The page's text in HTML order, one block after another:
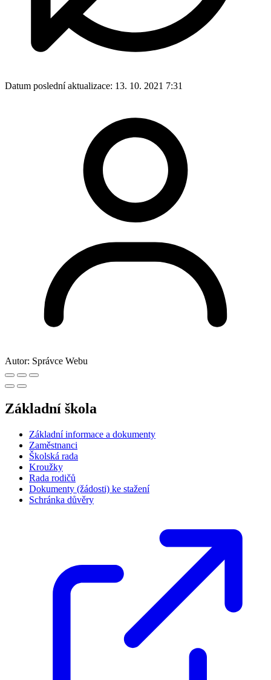
Datum poslední aktualizace: 13. 10. 2021 7:31
Autor: Správce Webu
Základní škola
Základní informace a dokumenty
Zaměstnanci
Školská rada
Kroužky
Rada rodičů
Dokumenty (žádosti) ke stažení
Schránka důvěry